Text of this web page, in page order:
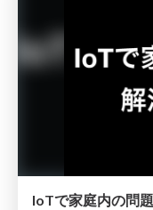
IoTで家庭内の問